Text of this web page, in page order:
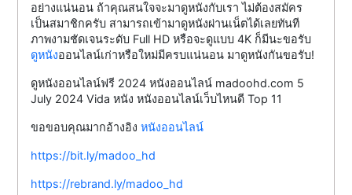
อย่างแน่นอน ถ้าคุณสนใจจะมาดูหนังกับเรา ไม่ต้องสมัคร
เป็นสมาชิกครับ สามารถเข้ามาดูหนังผ่านเน็ตได้เลยทันที
ภาพงามชัดเจนระดับ Full HD หรือจะดูแบบ 4K ก็มีนะขอรับ
ดูหนังออนไลน์เก่าหรือใหม่มีครบแน่นอน มาดูหนังกันขอรับ!
ดูหนังออนไลน์ฟรี 2024 หนังออนไลน์ madoohd.com 5
July 2024 Vida หนัง หนังออนไลน์เว็บไหนดี Top 11
ขอขอบคุณมากอ้างอิงหนังออนไลน์
https://bit.ly/madoo_hd
https://rebrand.ly/madoo_hd